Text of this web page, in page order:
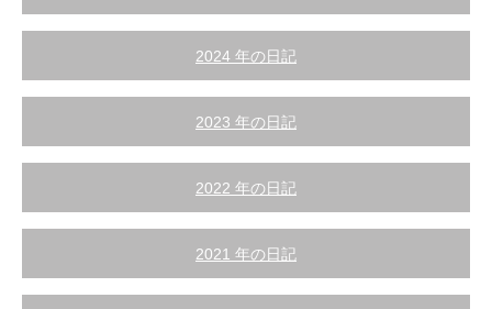
2024 年の日記
2023 年の日記
2022 年の日記
2021 年の日記